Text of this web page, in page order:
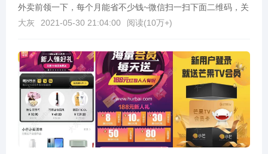
外卖前领一下，每个月能省不少钱~微信扫一扫下面二维码，关
注公众号即可领取
大灰 2021-05-30 21:04:00 阅读(10万+)